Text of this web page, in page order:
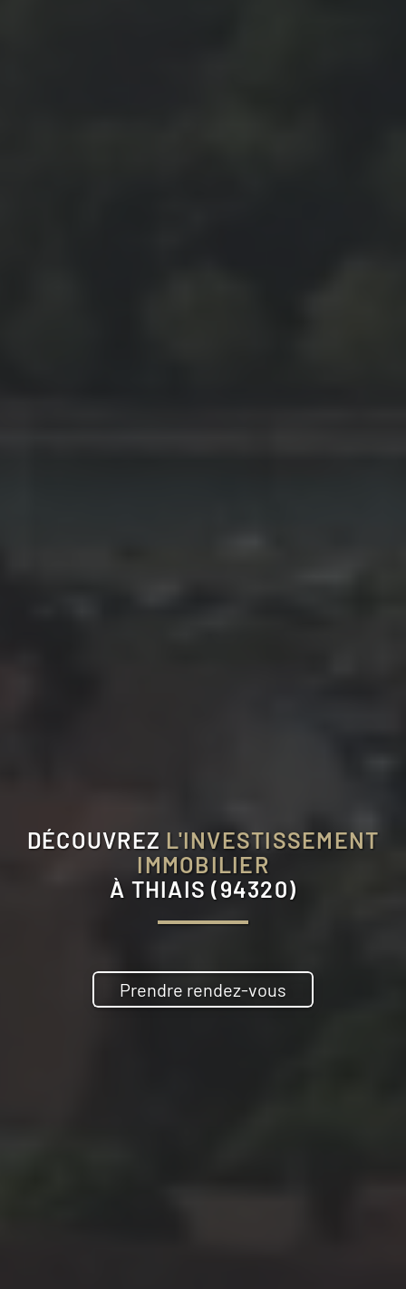
DÉCOUVREZ L'INVESTISSEMENT
IMMOBILIER
À THIAIS (94320)
Prendre rendez-vous